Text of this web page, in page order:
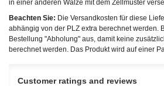
in einer anderen Walze mit dem Zellmuster
Beachten Sie: Die Versandkosten für diese
abhängig von der PLZ extra berechnet werden.
Bestellung "Abholung" aus, damit keine
berechnet werden. Das Produkt wird auf einer
Customer ratings and reviews